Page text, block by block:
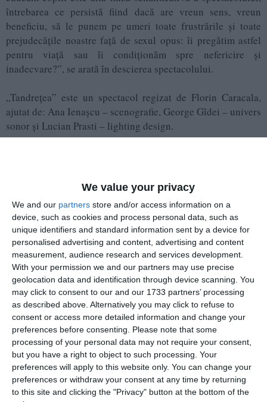
We value your privacy
We and our partners store and/or access information on a
device, such as cookies and process personal data, such as
unique identifiers and standard information sent by a device for
personalised advertising and content, advertising and content
measurement, audience research and services development.
With your permission we and our partners may use precise
geolocation data and identification through device scanning. You
may click to consent to our and our 1733 partners’ processing
as described above. Alternatively you may click to refuse to
consent or access more detailed information and change your
preferences before consenting. Please note that some
processing of your personal data may not require your consent,
but you have a right to object to such processing. Your
preferences will apply to this website only. You can change your
preferences or withdraw your consent at any time by returning
to this site and clicking the "Privacy" button at the bottom of the
întrebarea ce persistă fiind dacă are vreun sens, vreun
beneficiu, să le punem pe umeri toate frustrările și toate
prejudecățile noastre față de sexul opus: îi pregătim astfel
pentru viață sau îi condiționăm spre nefericire și
inadecvare?”, se arată în descierea spectacolului.
„Tandrețea” este un spectacol regizat de Florin Caracala,
ajutat de: Ana Ienașcu – scenografie, George Gîdei – univers
sonor și Lucian Prasti – lighting design.
mare), Anais Agi-Ali – Prințesa Somon (fiica cea mică),
Iulian Enache – tăietorul de lemne maro (tatăl), Vlad Lință –
tăietorul de lemne verdemarin (fiul cel mare) și Theodor
Șoptelea – tăietorul de lemne bleuciel (fiul cel mic).
Premiera spectacolului va avea loc pe 14 și 15 mai 2025, de
la ora 19:00.
Citește și: